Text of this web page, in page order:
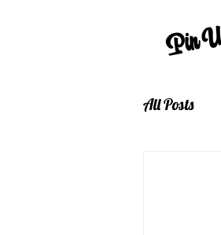
All Posts